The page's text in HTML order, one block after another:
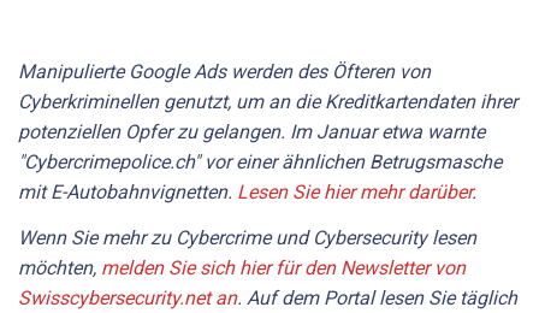
Manipulierte Google Ads werden des Öfteren von
Cyberkriminellen genutzt, um an die Kreditkartendaten ihrer
potenziellen Opfer zu gelangen. Im Januar etwa warnte
"Cybercrimepolice.ch" vor einer ähnlichen Betrugsmasche
mit E-Autobahnvignetten. Lesen Sie hier mehr darüber.
Wenn Sie mehr zu Cybercrime und Cybersecurity lesen
möchten, melden Sie sich hier für den Newsletter von
Swisscybersecurity.net an. Auf dem Portal lesen Sie täglich